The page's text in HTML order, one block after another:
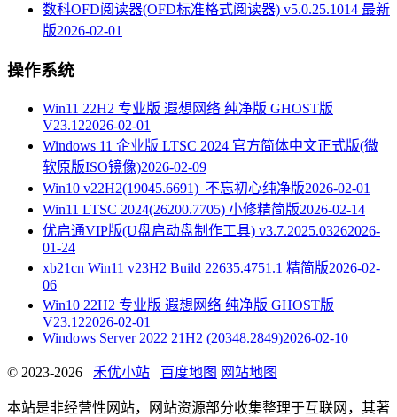
数科OFD阅读器(OFD标准格式阅读器) v5.0.25.1014 最新
版2026-02-01
操作系统
Win11 22H2 专业版 遐想网络 纯净版 GHOST版
V23.122026-02-01
Windows 11 企业版 LTSC 2024 官方简体中文正式版(微
软原版ISO镜像)2026-02-09
Win10 v22H2(19045.6691)_不忘初心纯净版2026-02-01
Win11 LTSC 2024(26200.7705) 小修精简版2026-02-14
优启通VIP版(U盘启动盘制作工具) v3.7.2025.03262026-
01-24
xb21cn Win11 v23H2 Build 22635.4751.1 精简版2026-02-
06
Win10 22H2 专业版 遐想网络 纯净版 GHOST版
V23.122026-02-01
Windows Server 2022 21H2 (20348.2849)2026-02-10
© 2023-2026 禾优小站 百度地图 网站地图
本站是非经营性网站，网站资源部分收集整理于互联网，其著